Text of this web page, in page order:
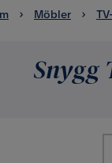
Möbler
Snygg